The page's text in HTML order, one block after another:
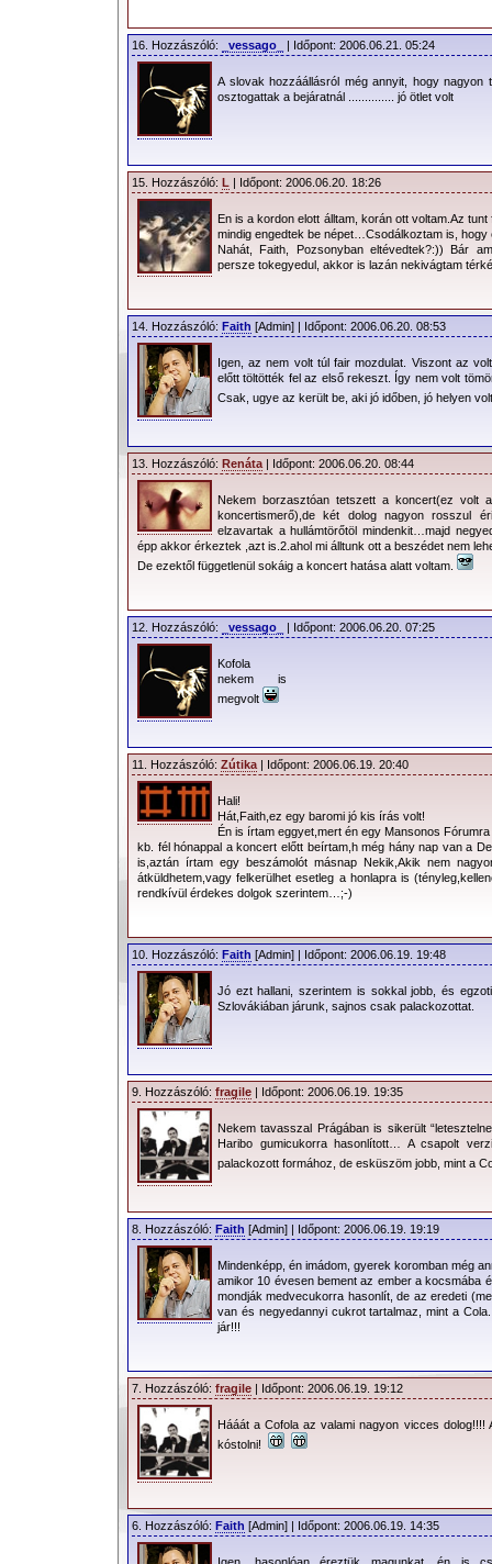
ill. bekészítése után már
a kocsiban ültünk
négyen: Adri, Sylvie,
Preci és én. Irány
magasságában. Ha tudtuk volna,
még Pozsonyban, akkor lehet, hogy
Bátran térkép nélkül mentünk,
Pozsonyt. Jómagam is csak bizonyos
utak vezérelnek. Így első blikkre
keleti irányban. Mindig mondtam,
Végül megálltunk egy
vagyunk. Ahogy kiszálltam a kocsiból,
látvány, hisz a TA3 televízió
Megnyugtatott a tudat, hogy
beszereztünk egy térképet, s 10
közelében parkoltunk.
Ám most jöttek a
találkozunk kellett / kellett volna.
www.depechemode.sk-ról. Itt
tranzakciók, ám az After Party
kellett, de ez a nagy kavarodás
Ekkora koncert még nem volt
Külön matricázott buszok vitték a
lényeg a lényeg, a szervezőkkel
másodperceket tudtunk beszélni,
megebédeltünk, és irány a vissza a
Fél négy körül érkezhettünk a
kapuhoz. Ekkor már kb. 70-80 fős
beengedésnél sem, ám másnap a
kell mondanom, hogy Pozsonyban
tömeget. Viszont jó volt látni, hogy itt
stílust követő rajongó. Sok kinyírt
jobbnál jobb dM-pólók.
Benn szépen
elfoglaltuk helyeinket a
kifutónál, ahol kezdődött
az ismerkedés a
körülöttünk állókkal.
Együtt voltunk többek
közt DeeDee-vel is.
Viszont inkább szlovák
volt körülöttünk a közönség, de
jó hangulat uralkodott
újabb fajta alkoholok láttán. Volt ott
!üveg!, laposüveg, kisüveg, dobozos
még sorolhatnám. Szerencsére túl
Még az előzenekarok érkezése előtt
közönség. Jó volt látni ahogy,
füttyel díjazta, mire végül a VIP-
sokkal szélesebb volt, mint a
16. Hozzászóló: _vessago_ | Időpont: 2006.06.21. 05:24
A slovak hozzáállásról még annyit, hogy
osztogattak a bejáratnál .............. jó ötlet volt
15. Hozzászóló: L | Időpont: 2006.06.20. 18:26
En is a kordon elott álltam, korán ott voltam.Az
mindig engedtek be népet…Csodálkoztam is,
Nahát, Faith, Pozsonyban eltévedtek?:)) Bár
persze tokegyedul, akkor is lazán nekivágtam
14. Hozzászóló: Faith [Admin] | Időpont: 2006.06.20. 08:53
Igen, az nem volt túl fair mozdulat. Viszont az
előtt töltötték fel az első rekeszt. Így nem volt
Csak, ugye az került be, aki jó időben, jó helyen
13. Hozzászóló: Renáta | Időpont: 2006.06.20. 08:44
Nekem borzasztóan tetszett a koncert(ez volt
koncertismerő),de két dolog nagyon rosszul
elzavartak a hullámtörőtöl mindenkit…majd
épp akkor érkeztek ,azt is.2.ahol mi álltunk ott a beszédet nem
De ezektől függetlenül sokáig a koncert hatása alatt voltam.
12. Hozzászóló: _vessago_ | Időpont: 2006.06.20. 07:25
Kofola
nekem is
megvolt
11. Hozzászóló: Zútika | Időpont: 2006.06.19. 20:40
Hali!
Hát,Faith,ez egy baromi jó kis írás volt!
Én is írtam eggyet,mert én egy Mansonos
kb. fél hónappal a koncert előtt beírtam,h még hány nap van a
is,aztán írtam egy beszámolót másnap Nekik,Akik nem
átküldhetem,vagy felkerülhet esetleg a honlapra is
rendkívül érdekes dolgok szerintem…;-)
10. Hozzászóló: Faith [Admin] | Időpont: 2006.06.19. 19:48
Jó ezt hallani, szerintem is sokkal jobb, és
Szlovákiában járunk, sajnos csak palackozottat.
9. Hozzászóló: fragile | Időpont: 2006.06.19. 19:35
Nekem tavasszal Prágában is sikerült
Haribo gumicukorra hasonlított… A csapolt
palackozott formához, de esküszöm jobb, mint a
8. Hozzászóló: Faith [Admin] | Időpont: 2006.06.19. 19:19
Mindenképp, én imádom, gyerek koromban még
amikor 10 évesen bement az ember a kocsmába
mondják medvecukorra hasonlít, de az eredeti
van és negyedannyi cukrot tartalmaz, mint a
jár!!!
7. Hozzászóló: fragile | Időpont: 2006.06.19. 19:12
Hááát a Cofola az valami nagyon vicces dolog!!!!
kóstolni!
6. Hozzászóló: Faith [Admin] | Időpont: 2006.06.19. 14:35